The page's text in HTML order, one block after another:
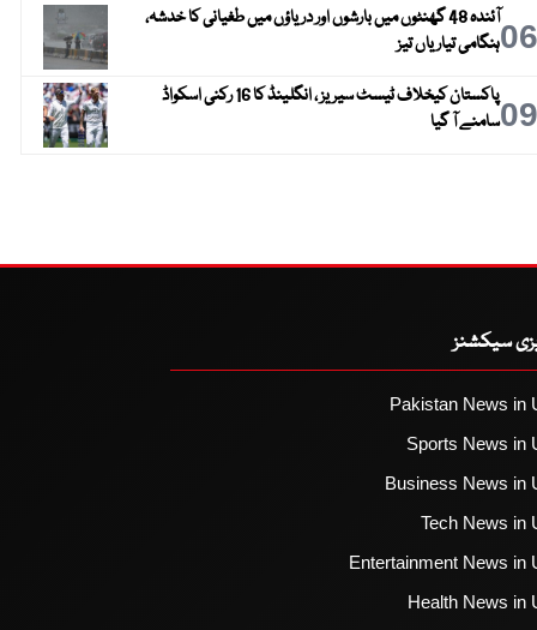
06
آئندہ 48 گھنٹوں میں بارشوں اور دریاؤں میں طغیانی کا خدشہ،
ہنگامی تیاریاں تیز
09
پاکستان کیخلاف ٹیسٹ سیریز ، انگلینڈ کا 16 رکنی اسکواڈ
سامنے آ گیا
سیکشنز
Pakistan News in
Sports News in
Business News in
Tech News in
Entertainment News in
Health News in